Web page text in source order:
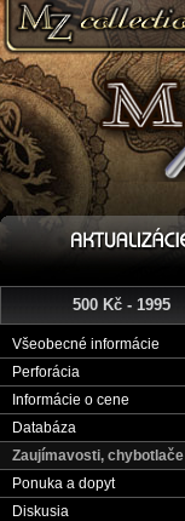
500 Kč - 1995
Všeobecné informácie
Perforácia
Informácie o cene
Databáza
Zaujímavosti, chybotlače
Ponuka a dopyt
Diskusia